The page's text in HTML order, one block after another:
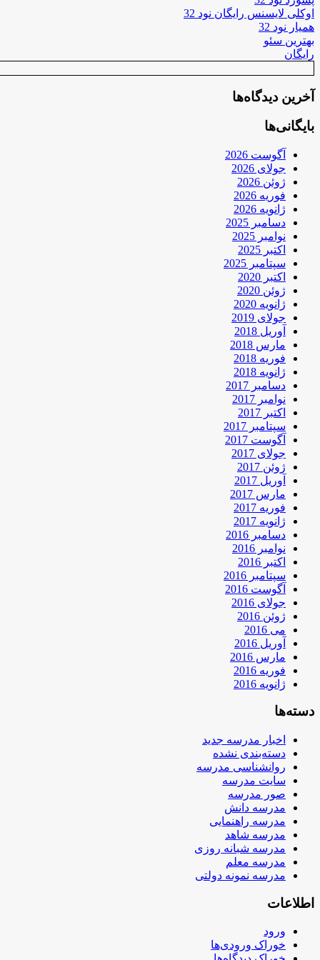
اوکلی لایسنس رایگان نود 32
همیار نود 32
بهترین سئو
رایگان
آخرین دیدگاه‌ها
بایگانی‌ها
آگوست 2026
جولای 2026
ژوئن 2026
فوریه 2026
ژانویه 2026
دسامبر 2025
نوامبر 2025
اکتبر 2025
سپتامبر 2025
اکتبر 2020
ژوئن 2020
ژانویه 2020
جولای 2019
آوریل 2018
مارس 2018
فوریه 2018
ژانویه 2018
دسامبر 2017
نوامبر 2017
اکتبر 2017
سپتامبر 2017
آگوست 2017
جولای 2017
ژوئن 2017
آوریل 2017
مارس 2017
فوریه 2017
ژانویه 2017
دسامبر 2016
نوامبر 2016
اکتبر 2016
سپتامبر 2016
آگوست 2016
جولای 2016
ژوئن 2016
می 2016
آوریل 2016
مارس 2016
فوریه 2016
ژانویه 2016
دسته‌ها
اخبار مدرسه جدید
دسته‌بندی نشده
روانشناسی مدرسه
سایت مدرسه
صور مدرسه
مدرسه دانش
مدرسه راهنمایی
مدرسه شاهد
مدرسه شبانه روزی
مدرسه معلم
مدرسه نمونه دولتی
اطلاعات
ورود
خوراک ورودی‌ها